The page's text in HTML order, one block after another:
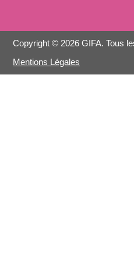
Copyright © 2026 GIFA. Tous
Mentions Légales